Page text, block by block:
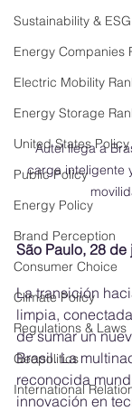
Sustainability &
Energy Companies
Electric Mobility
Energy Storage
United States Policy
Public Policy
Energy Policy
Brand Perception
Consumer Choice
Climate Policy
Regulations & Laws
Geopolitics
International
Autel llega a
carga inteligente
São Paulo, 28
La transición
limpia,
de sumar un
Brasil. La
reconocida
innovación en